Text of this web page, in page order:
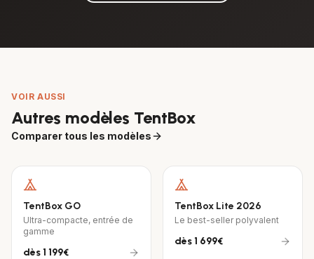
VOIR AUSSI
Autres modèles TentBox
Comparer tous les modèles
TentBox GO
Ultra-compacte, entrée de
gamme
dès1 199€
TentBox Lite 2026
Le best-seller polyvalent
dès1 699€